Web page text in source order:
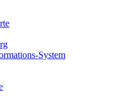
System